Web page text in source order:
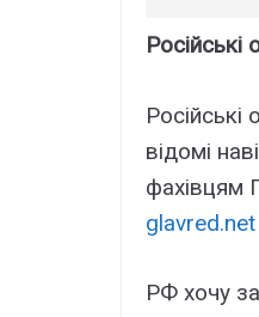
відомі
фахівцям
glavred.net
РФ хочу